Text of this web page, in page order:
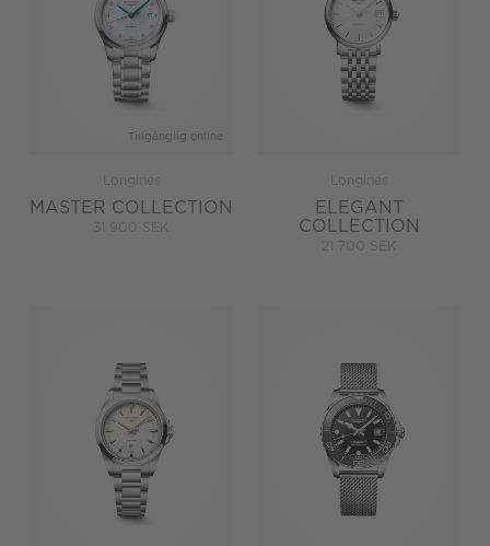
Tillgänglig online
Longines
MASTER COLLECTION
31 900 SEK
Longines
ELEGANT
COLLECTION
21 700 SEK